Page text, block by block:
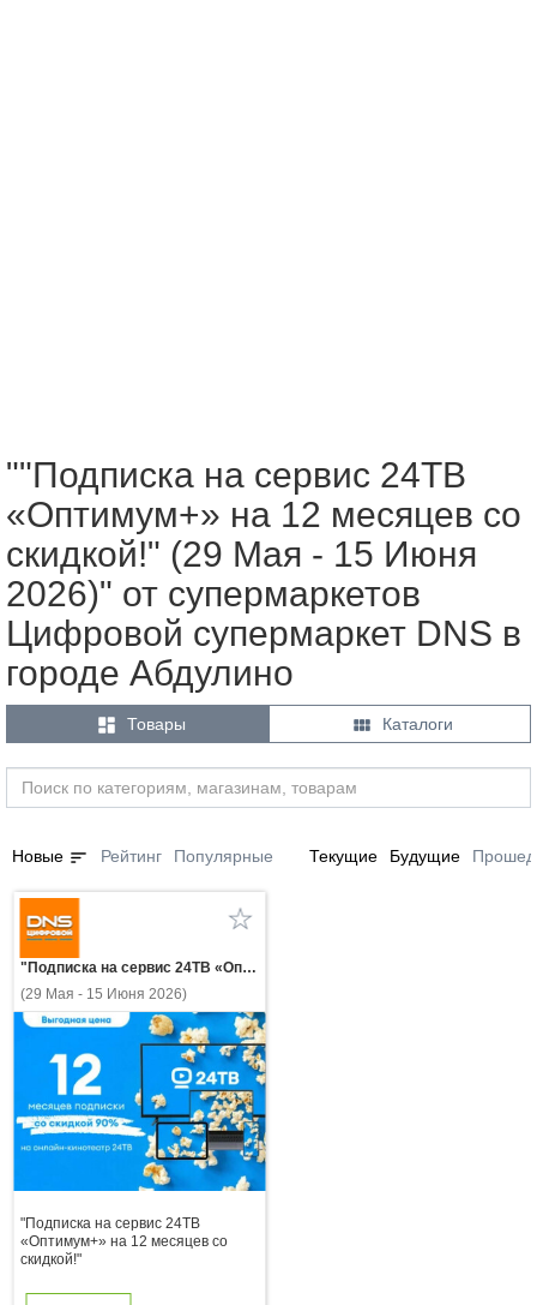
""Подписка на сервис 24ТВ
«Оптимум+» на 12 месяцев со
скидкой!" (29 Мая - 15 Июня
2026)" от супермаркетов
Цифровой супермаркет DNS в
городе Абдулино
 Товары  Каталоги
Новые sort Рейтинг Популярные Текущие Будущие
"Подписка на сервис 24ТВ «Оптимум+» на 12 месяцев со скидкой!"
(29 Мая - 15 Июня 2026)
"Подписка на сервис 24ТВ
«Оптимум+» на 12 месяцев со
скидкой!"